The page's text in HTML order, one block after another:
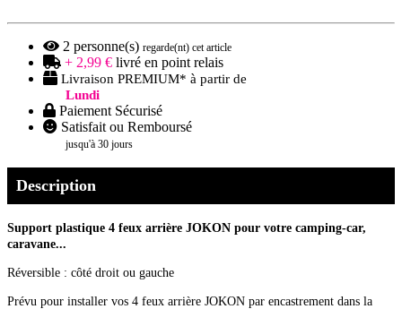
2 personne(s) regarde(nt) cet article
+ 2,99 € livré en point relais
Livraison PREMIUM* à partir de
Lundi
Paiement Sécurisé
Satisfait ou Remboursé
jusqu'à 30 jours
Description
Support plastique 4 feux arrière JOKON pour votre camping-car,
caravane...
Réversible : côté droit ou gauche
Prévu pour installer vos 4 feux arrière JOKON par encastrement dans la